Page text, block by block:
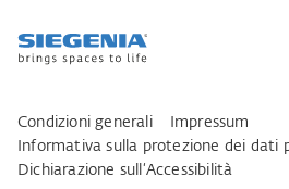
Condizioni generali
Impressum
Informativa sulla protezione dei dati
Dichiarazione sull‘Accessibilità